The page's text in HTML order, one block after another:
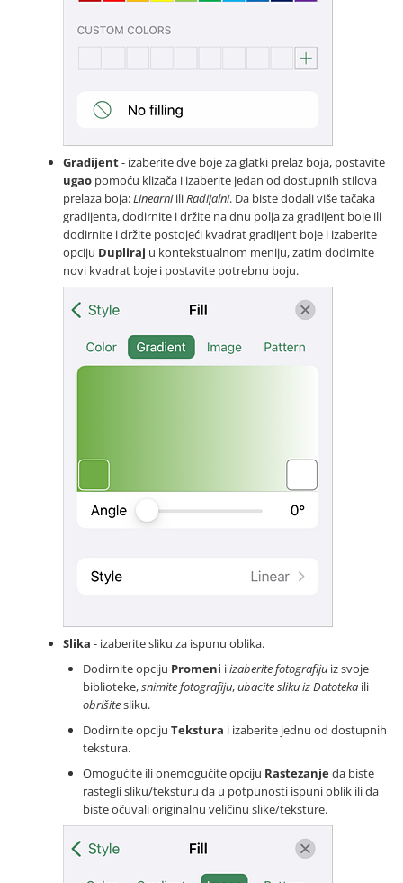
Gradijent- izaberite dve boje za glatki prelaz boja, postavite
ugao pomoću klizača i izaberite jedan od dostupnih stilova
prelaza boja:LinearniiliRadijalni. Da biste dodali više tačaka
gradijenta, dodirnite i držite na dnu polja za gradijent boje ili
dodirnite i držite postojeći kvadrat gradijent boje i izaberite
opciju Dupliraj u kontekstualnom meniju, zatim dodirnite
novi kvadrat boje i postavite potrebnu boju.
Slika - izaberite sliku za ispunu oblika.
Dodirnite opciju Promeni iizaberite fotografiju iz svoje
biblioteke,snimite fotografiju,ubacite sliku iz Datoteka ili
obrišitesliku.
Dodirnite opciju Tekstura i izaberite jednu od dostupnih
tekstura.
Omogućite ili onemogućite opciju Rastezanjeda biste
rastegli sliku/teksturu da u potpunosti ispuni oblik ili da
biste očuvali originalnu veličinu slike/teksture.